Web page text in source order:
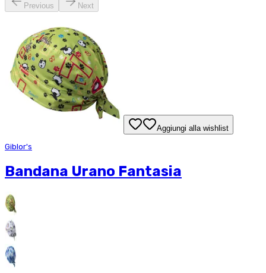
Previous Next
Aggiungi alla wishlist
Giblor's
Bandana Urano Fantasia